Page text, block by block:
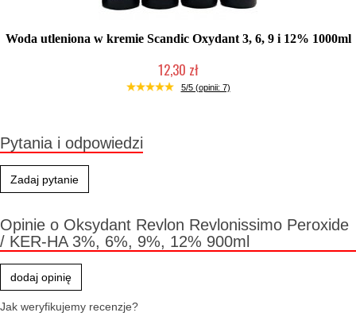
Woda utleniona w kremie Scandic Oxydant 3, 6, 9 i 12% 1000ml
12,30 zł
Produkt wycofany
5/5 (opinii: 7)
Pytania i odpowiedzi
Zadaj pytanie
Opinie o Oksydant Revlon Revlonissimo Peroxide
/ KER-HA 3%, 6%, 9%, 12% 900ml
dodaj opinię
Jak weryfikujemy recenzje?